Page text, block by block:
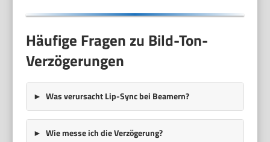
Häufige Fragen zu Bild-Ton-
Verzögerungen
Was verursacht Lip-Sync bei Beamern?
Wie messe ich die Verzögerung?